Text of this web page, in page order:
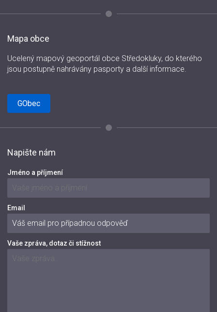
Mapa obce
Ucelený mapový geoportál obce Středokluky, do kterého
jsou postupně nahrávány pasporty a další informace.
GObec
Napište nám
Jméno a příjmení
Email
Vaše zpráva, dotaz či stížnost